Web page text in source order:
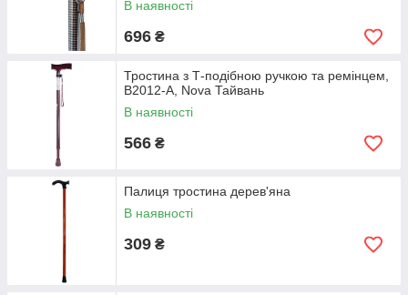
В наявності
696 ₴
Тростина з Т-подібною ручкою та ремінцем,
B2012-A, Nova Тайвань
В наявності
566 ₴
Палиця тростина дерев'яна
В наявності
309 ₴